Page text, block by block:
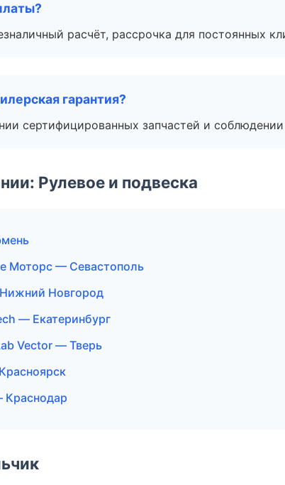
расчёт, рассрочка для постоянных
гарантия?
сертифицированных запчастей и соблюдении
Рулевое и подвеска
Моторс — Севастополь
Новгород
— Екатеринбург
Vector — Тверь